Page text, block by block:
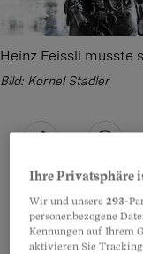
Heinz Feissli musste
Bild: Kornel Stadler
Teilen Anhören
Artikel
Heinz Feisslis
Kaiseraugst
Ihre Privatsphäre
Wir und unsere293-
personenbezogene
Kennungen auf Ihrem
aktivieren Sie